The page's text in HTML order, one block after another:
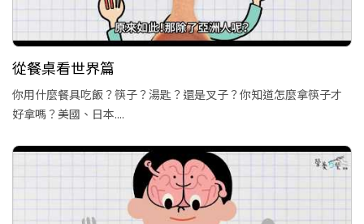
從餐桌看世界篇
你用什麼餐具吃飯？筷子？湯匙？還是叉子？你知道怎麼拿筷子才
好拿嗎？美國、日本....